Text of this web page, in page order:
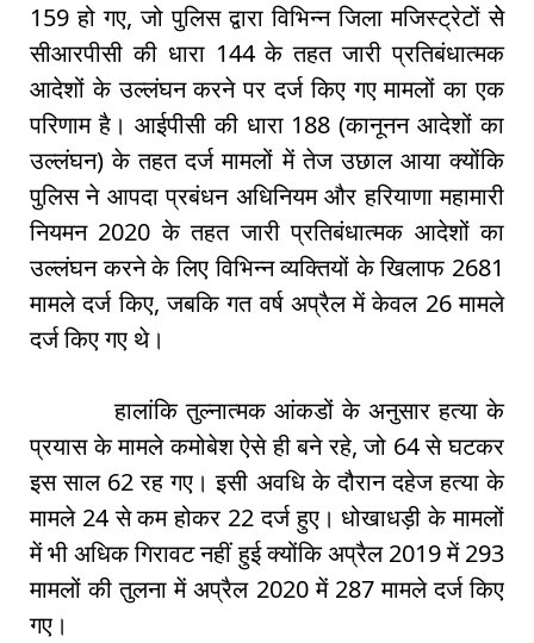
159 हो गए, जो पुलिस द्वारा विभिन्न जिला मजिस्ट्रेटों सेे
सीआरपीसी की धारा 144 के तहत जारी प्रतिबंधात्मक
आदेशों के उल्लंघन करने पर दर्ज किए गए मामलों का एक
परिणाम है। आईपीसी की धारा 188 (कानूनन आदेशों का
उल्लंघन) के तहत दर्ज मामलों में तेज उछाल आया क्योंकि
पुलिस ने आपदा प्रबंधन अधिनियम और हरियाणा महामारी
नियमन 2020 के तहत जारी प्रतिबंधात्मक आदेशों का
उल्लंघन करने के लिए विभिन्न व्यक्तियों के खिलाफ 2681
मामले दर्ज किए, जबकि गत वर्ष अप्रैल में केवल 26 मामले
दर्ज किए गए थे।
हालांकि तुल्नात्मक आंकडों के अनुसार हत्या के
प्रयास के मामले कमोबेश ऐसे ही बने रहे, जो 64 से घटकर
इस साल 62 रह गए। इसी अवधि के दौरान दहेज हत्या के
मामले 24 से कम होकर 22 दर्ज हुए। धोखाधड़ी के मामलों
में भी अधिक गिरावट नहीं हुई क्योंकि अप्रैल 2019 में 293
मामलों की तुलना में अप्रैल 2020 में 287 मामले दर्ज किए
गए।